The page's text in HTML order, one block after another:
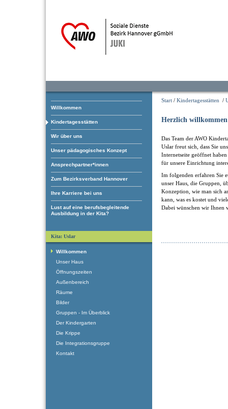
Willkommen
Kindertagesstätten
Wir über uns
Unser pädagogisches Konzept
Ansprechpartner*innen
Zum Bezirksverband Hannover
Ihre Karriere bei uns
Lust auf eine berufsbegleitende
Ausbildung in der Kita?
Start / Kindertagesstätten /
Herzlich willkommen
Das Team der AWO
Uslar freut sich, dass Sie
Internetseite geöffnet
für unsere Einrichtung
Im folgenden erfahren Sie
unser Haus, die Gruppen,
Konzeption, wie man sich
kann, was es kostet und
Dabei wünschen wir Ihnen
Kita: Uslar
Willkommen
Unser Haus
Öffnungszeiten
Außenbereich
Räume
Bilder
Gruppen - Im Überblick
Der Kindergarten
Die Krippe
Die Integrationsgruppe
Kontakt